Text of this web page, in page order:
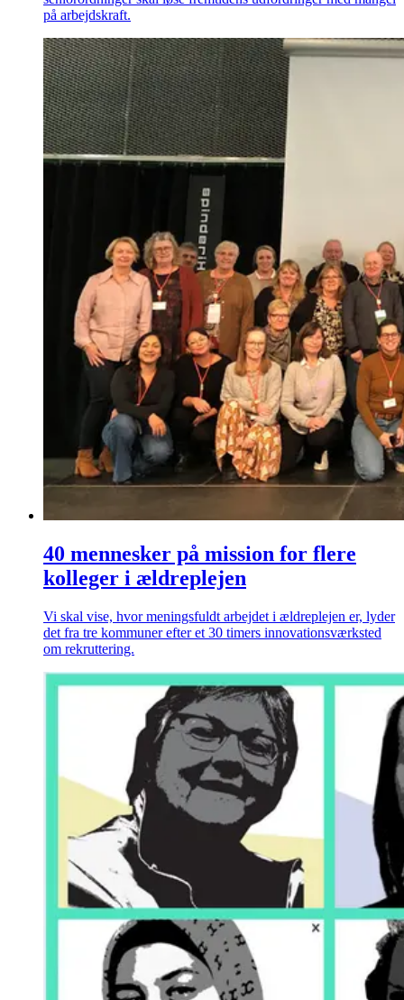
på arbejdskraft.
40 mennesker på mission for flere
kolleger i ældreplejen
Vi skal vise, hvor meningsfuldt arbejdet i ældreplejen er, lyder
det fra tre kommuner efter et 30 timers innovationsværksted
om rekruttering.